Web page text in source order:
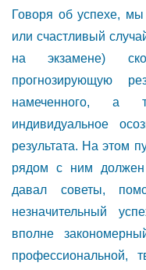
Говоря об успехе,
или счастливый
на экзамене)
прогнозирующую
намеченного, а
индивидуальное
результата. На этом
рядом с ним должен
давал советы,
незначительный
вполне
профессиональной,